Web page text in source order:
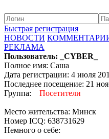
Быстрая регистрация
НОВОСТИ
РЕКЛАМА
Пользователь: _CYBER_
Полное имя: Саша
Дата регистрации: 4 июля
Последнее посещение: 21
Группа: Посетители
Место жительства: Минск
Номер ICQ: 638731629
Немного о себе: